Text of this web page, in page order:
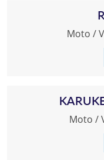
Moto /
Moto /